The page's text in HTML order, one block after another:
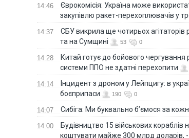
14:46
Єврокомісія: Україна може
закупівлю ракет-перехоплювачів у
14:37
СБУ викрила ще чотирьох агітаторів
та на Сумщині
53 0
14:28
Китай готує до бойового чергування
системи ППО не здатні перехопити
14:14
Інцидент з дроном у Лейпцигу: в
боєприпаси
190 0
14:07 Сибіга: Ми буквально б’ємося за
14:00
Будівництво 15 військових
коштувати майже 300 млрд доларів, -